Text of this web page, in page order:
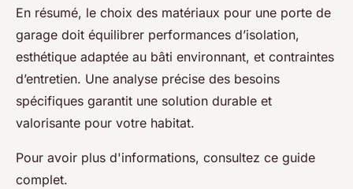
En résumé, le choix des matériaux pour une porte de
garage doit équilibrer performances d’isolation,
esthétique adaptée au bâti environnant, et contraintes
d’entretien. Une analyse précise des besoins
spécifiques garantit une solution durable et
valorisante pour votre habitat.
Pour avoir plus d'informations, consultez ce guide
complet.